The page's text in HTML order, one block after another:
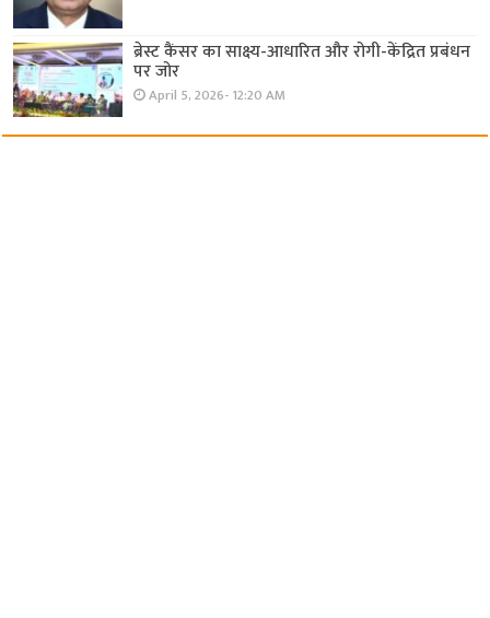
ब्रेस्ट कैंसर का साक्ष्य-आधारित और रोगी-केंद्रित प्रबंधन
पर जोर
April 5, 2026- 12:20 AM